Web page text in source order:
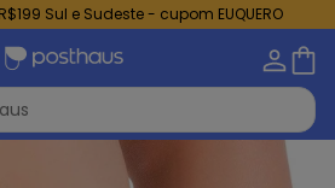
Sul e Sudeste - cupom EUQUERO